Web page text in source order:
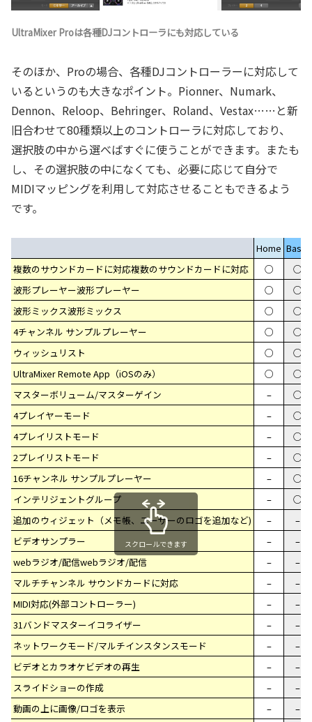
UltraMixer Proは各種DJコントローラにも対応している
そのほか、Proの場合、各種DJコントローラーに対応して
いるというのも大きなポイント。Pionner、Numark、
Dennon、Reloop、Behringer、Roland、Vestax……と新
旧合わせて80種類以上のコントローラに対応しており、
選択肢の中から選べばすぐに使うことができます。またも
し、その選択肢の中になくても、必要に応じて自分で
MIDIマッピングを利用して対応させることもできるよう
です。
Home Basic
複数のサウンドカードに対応複数のサウンドカードに対応
○
○
波形プレーヤー波形プレーヤー
○
○
波形ミックス波形ミックス
○
○
4チャンネル サンプルプレーヤー
○
○
ウィッシュリスト
○
○
UltraMixer Remote App（iOSのみ）
○
○
マスターボリューム/マスターゲイン
–
○
4プレイヤーモード
–
○
4プレイリストモード
–
○
2プレイリストモード
–
○
16チャンネル サンプルプレーヤー
–
○
インテリジェントグループ
–
○
追加のウィジェット（メモ帳、ユーザーのロゴを追加など)
–
–
ビデオサンプラー
–
–
webラジオ/配信webラジオ/配信
–
–
マルチチャンネル サウンドカードに対応
–
–
MIDI対応(外部コントローラー)
–
–
31バンドマスターイコライザー
–
–
ネットワークモード/マルチインスタンスモード
–
–
ビデオとカラオケビデオの再生
–
–
スライドショーの作成
–
–
動画の上に画像/ロゴを表示
–
–
スクロールできます